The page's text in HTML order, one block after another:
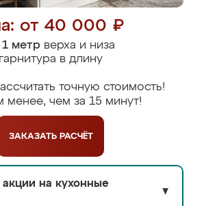
от 40 000 ₽
1 метрверха и низа
гарнитура в длину
точную стоимость!
менее, чем за 15 минут!
ЗАКАЗАТЬ РАСЧЁТ
акции на кухонные
▼